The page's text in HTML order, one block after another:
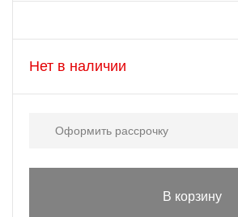
Нет в наличии
Оформить рассрочку
В корзину